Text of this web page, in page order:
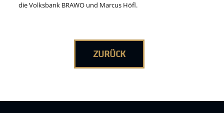
die Volksbank BRAWO und Marcus Höfl.
ZURÜCK